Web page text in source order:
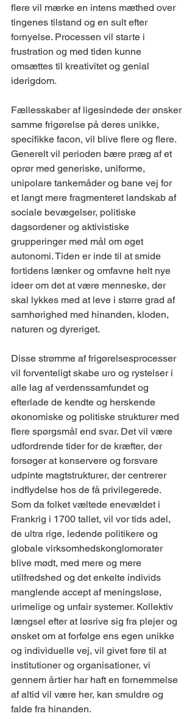
flere vil mærke en intens mæthed over
tingenes tilstand og en sult efter
fornyelse. Processen vil starte i
frustration og med tiden kunne
omsættes til kreativitet og genial
iderigdom.
Fællesskaber af ligesindede der ønsker
samme frigørelse på deres unikke,
specifikke facon, vil blive flere og flere.
Generelt vil perioden bære præg af et
oprør med generiske, uniforme,
unipolare tankemåder og bane vej for
et langt mere fragmenteret landskab af
sociale bevægelser, politiske
dagsordener og aktivistiske
grupperinger med mål om øget
autonomi. Tiden er inde til at smide
fortidens lænker og omfavne helt nye
ideer om det at være menneske, der
skal lykkes med at leve i større grad af
samhørighed med hinanden, kloden,
naturen og dyreriget.
Disse strømme af frigørelsesprocesser
vil forventeligt skabe uro og rystelser i
alle lag af verdenssamfundet og
efterlade de kendte og herskende
økonomiske og politiske strukturer med
flere spørgsmål end svar. Det vil være
udfordrende tider for de kræfter, der
forsøger at konservere og forsvare
udpinte magtstrukturer, der centrerer
indflydelse hos de få privilegerede.
Som da folket væltede enevældet i
Frankrig i 1700 tallet, vil vor tids adel,
de ultra rige, ledende politikere og
globale virksomhedskonglomorater
blive mødt, med mere og mere
utilfredshed og det enkelte individs
manglende accept af meningsløse,
urimelige og unfair systemer. Kollektiv
længsel efter at løsrive sig fra plejer og
ønsket om at forfølge ens egen unikke
og individuelle vej, vil givet føre til at
institutioner og organisationer, vi
gennem årtier har haft en fornemmelse
af altid vil være her, kan smuldre og
falde fra hinanden.